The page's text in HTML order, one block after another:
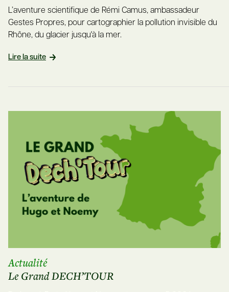
L’aventure scientifique de Rémi Camus, ambassadeur
Gestes Propres, pour cartographier la pollution invisible du
Rhône, du glacier jusqu'à la mer.
Lire la suite
Actualité
Le Grand DECH’TOUR